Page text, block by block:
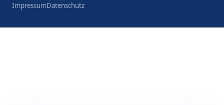
ImpressumDatenschutz